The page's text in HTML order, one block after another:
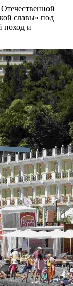
славы» под
поход и